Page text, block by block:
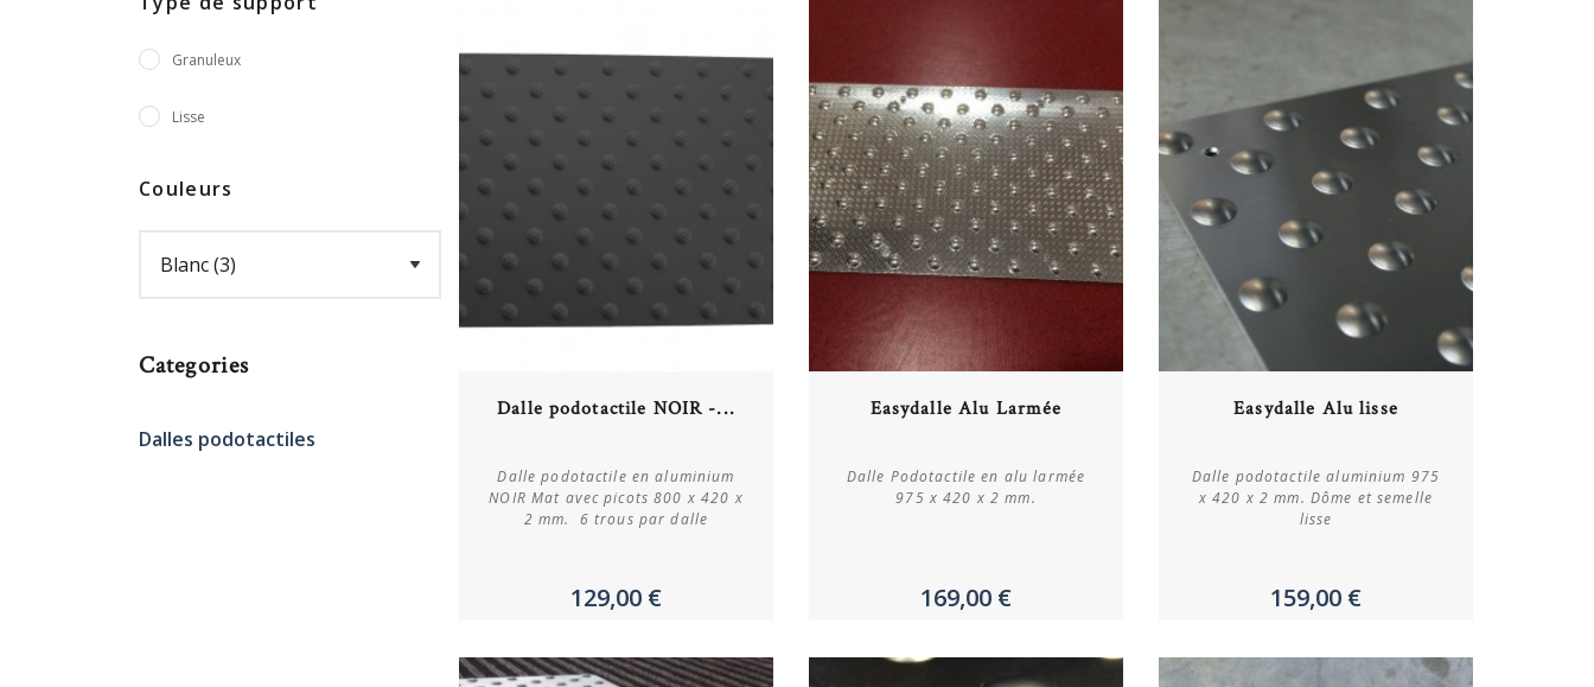
Granuleux
Lisse
Couleurs
Categories
Dalles podotactiles
Plus de détails
Dalle podotactile NOIR -...
Dalle podotactile en aluminium
NOIR Mat avec picots 800 x 420 x
2 mm. 6 trous par dalle
129,00 €
Plus de détails
Easydalle Alu Larmée
Dalle Podotactile en alu larmée
975 x 420 x 2 mm.
169,00 €
Plus de détails
Easydalle Alu lisse
Dalle podotactile aluminium 975
x 420 x 2 mm. Dôme et semelle
lisse
159,00 €